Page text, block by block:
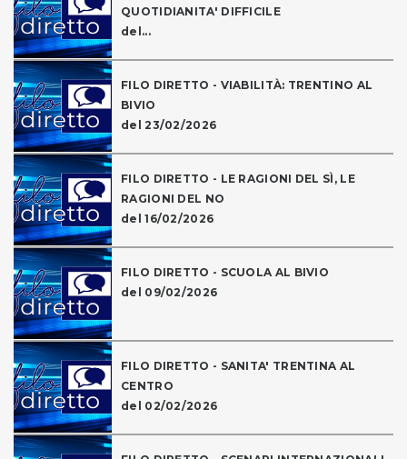
QUOTIDIANITA' DIFFICILE
del...
FILO DIRETTO - VIABILITÀ: TRENTINO AL
BIVIO
del 23/02/2026
FILO DIRETTO - LE RAGIONI DEL SÌ, LE
RAGIONI DEL NO
del 16/02/2026
FILO DIRETTO - SCUOLA AL BIVIO
del 09/02/2026
FILO DIRETTO - SANITA' TRENTINA AL
CENTRO
del 02/02/2026